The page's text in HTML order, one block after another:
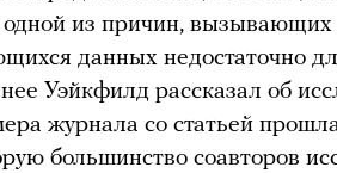
одной из причин, вызывающих
данных недостаточно
Уэйкфилд рассказал об
журнала со статьей
большинство соавторов